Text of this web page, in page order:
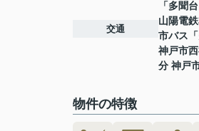
交通
「多聞
山陽電
市バス
神戸市
分 神戸
物件の特徴